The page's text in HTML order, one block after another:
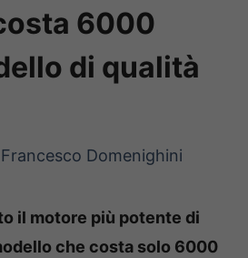
6000
di qualità
Francesco Domenighini
il motore più potente di
che costa solo 6000